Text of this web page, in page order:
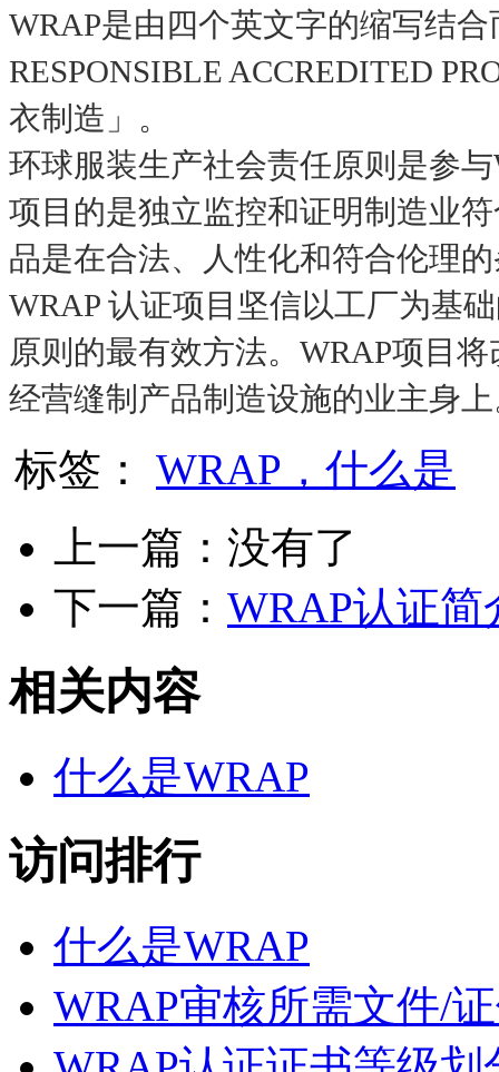
WRAP是由四个英文字的缩写结
RESPONSIBLE ACCREDITED
衣制造」。
环球服装生产社会责任原则是参
项目的是独立监控和证明制造业
品是在合法、人性化和符合伦理
WRAP 认证项目坚信以工厂为基
原则的最有效方法。WRAP项目
经营缝制产品制造设施的业主身
标签： WRAP，什么是
上一篇：没有了
下一篇： WRAP认证简
相关内容
什么是WRAP
访问排行
什么是WRAP
WRAP审核所需文件/